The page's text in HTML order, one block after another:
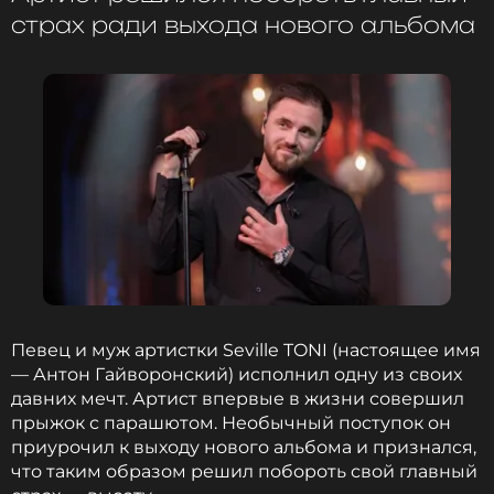
судьбоносным. Дмитрий Масленников рассказал,
что именно под эту песню пять лет назад, в один
самая женщина, с которой он хочет связать свою
Филипп Киркоров
Музыкант, Певец, Продюсер, Автор
Жанры: Поп
Биография, последние новости
и многое другое >
Какотметил Масленников, исполнение
композиции вживую Киркоровым под
искусственным снегом стало моментом, который
молодожены запомнят на всю жизнь как
официальный день рождения семьи.
страх ради выхода нового альбома
Певец и муж артистки Seville TONI (настоящее имя
— Антон Гайворонский) исполнил одну из своих
давних мечт. Артист впервые в жизни совершил
прыжок с парашютом. Необычный поступок он
приурочил к выходу нового альбома и признался,
что таким образом решил побороть свой главный